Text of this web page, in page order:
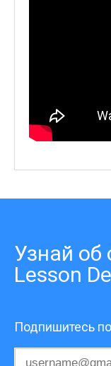
Узнай об
Lesson
Подпишитесь